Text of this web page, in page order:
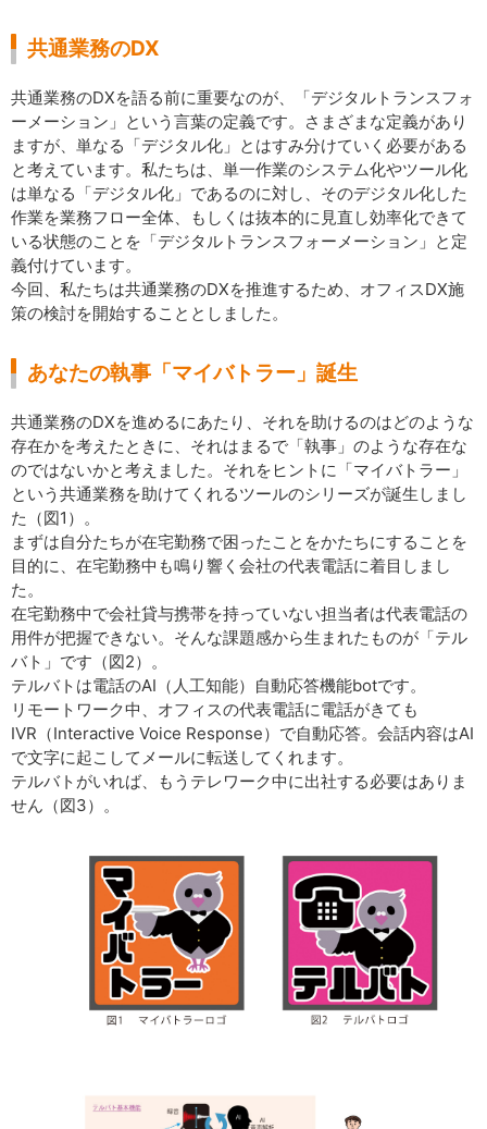
共通業務のDX
共通業務のDXを語る前に重要なのが、「デジタルトランスフォ
ーメーション」という言葉の定義です。さまざまな定義があり
ますが、単なる「デジタル化」とはすみ分けていく必要がある
と考えています。私たちは、単一作業のシステム化やツール化
は単なる「デジタル化」であるのに対し、そのデジタル化した
作業を業務フロー全体、もしくは抜本的に見直し効率化できて
いる状態のことを「デジタルトランスフォーメーション」と定
義付けています。
今回、私たちは共通業務のDXを推進するため、オフィスDX施
策の検討を開始することとしました。
あなたの執事「マイバトラー」誕生
共通業務のDXを進めるにあたり、それを助けるのはどのような
存在かを考えたときに、それはまるで「執事」のような存在な
のではないかと考えました。それをヒントに「マイバトラー」
という共通業務を助けてくれるツールのシリーズが誕生しまし
た（図1）。
まずは自分たちが在宅勤務で困ったことをかたちにすることを
目的に、在宅勤務中も鳴り響く会社の代表電話に着目しまし
た。
在宅勤務中で会社貸与携帯を持っていない担当者は代表電話の
用件が把握できない。そんな課題感から生まれたものが「テル
バト」です（図2）。
テルバトは電話のAI（人工知能）自動応答機能botです。
リモートワーク中、オフィスの代表電話に電話がきても
IVR（Interactive Voice Response）で自動応答。会話内容はAI
で文字に起こしてメールに転送してくれます。
テルバトがいれば、もうテレワーク中に出社する必要はありま
せん（図3）。